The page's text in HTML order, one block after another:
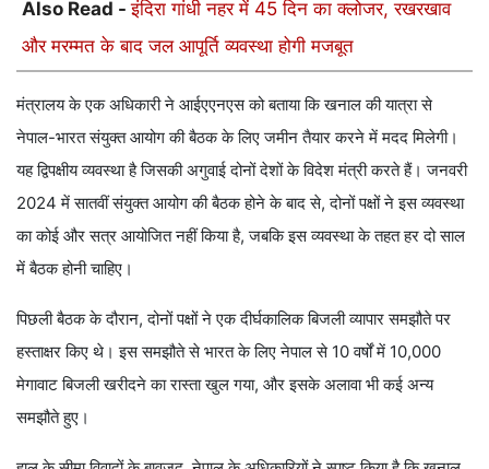
Also Read -इंदिरा गांधी नहर में 45 दिन का क्लोजर, रखरखाव
और मरम्मत के बाद जल आपूर्ति व्यवस्था होगी मजबूत
मंत्रालय के एक अधिकारी ने आईएएनएस को बताया कि खनाल की यात्रा से
नेपाल-भारत संयुक्त आयोग की बैठक के लिए जमीन तैयार करने में मदद मिलेगी।
यह द्विपक्षीय व्यवस्था है जिसकी अगुवाई दोनों देशों के विदेश मंत्री करते हैं। जनवरी
2024 में सातवीं संयुक्त आयोग की बैठक होने के बाद से, दोनों पक्षों ने इस व्यवस्था
का कोई और सत्र आयोजित नहीं किया है, जबकि इस व्यवस्था के तहत हर दो साल
में बैठक होनी चाहिए।
पिछली बैठक के दौरान, दोनों पक्षों ने एक दीर्घकालिक बिजली व्यापार समझौते पर
हस्ताक्षर किए थे। इस समझौते से भारत के लिए नेपाल से 10 वर्षों में 10,000
मेगावाट बिजली खरीदने का रास्ता खुल गया, और इसके अलावा भी कई अन्य
समझौते हुए।